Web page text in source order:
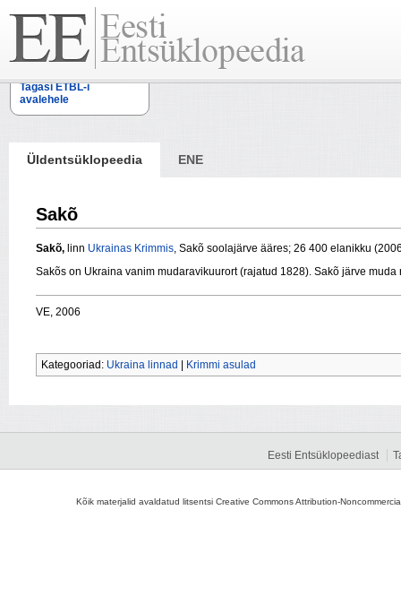
Tagasi ETBL-i
avalehele
Üldentsüklopeedia ENE
Sakõ
Sakõ, linn Ukrainas Krimmis, Sakõ soolajärve ääres; 26 400 elanikku
Sakõs on Ukraina vanim mudaravikuurort (rajatud 1828). Sakõ järve
VE, 2006
Kategooriad: Ukraina linnad Krimmi asulad
Eesti Entsüklopeediast
Kõik materjalid avaldatud litsentsi Creative Commons Attribution-